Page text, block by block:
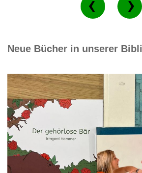
Neue Bücher in unserer